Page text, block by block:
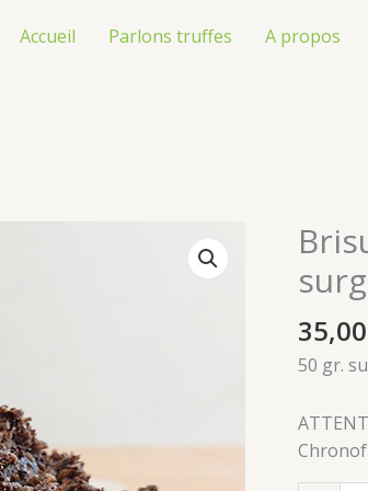
Accueil Parlons truffes A propos
35,00
50 gr.
quantité
de
Brisure
Truffe